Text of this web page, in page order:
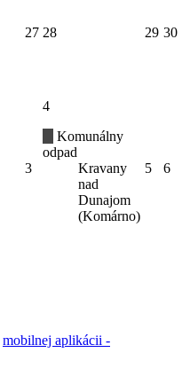
27 28 29 30
3
4
Komunálny
odpad
Kravany
nad
Dunajom
(Komárno)
5 6
mobilnej aplikácii -